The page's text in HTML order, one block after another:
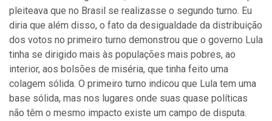
pleiteava que no Brasil se realizasse o segundo turno. Eu
diria que além disso, o fato da desigualdade da distribuição
dos votos no primeiro turno demonstrou que o governo Lula
tinha se dirigido mais às populações mais pobres, ao
interior, aos bolsões de miséria, que tinha feito uma
colagem sólida. O primeiro turno indicou que Lula tem uma
base sólida, mas nos lugares onde suas quase políticas
não têm o mesmo impacto existe um campo de disputa.